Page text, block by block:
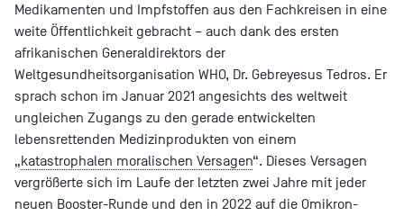
Medikamenten und Impfstoffen aus den Fachkreisen in eine
weite Öffentlichkeit gebracht – auch dank des ersten
afrikanischen Generaldirektors der
Weltgesundheitsorganisation WHO, Dr. Gebreyesus Tedros. Er
sprach schon im Januar 2021 angesichts des weltweit
ungleichen Zugangs zu den gerade entwickelten
lebensrettenden Medizinprodukten von einem
„katastrophalen moralischen Versagen“. Dieses Versagen
vergrößerte sich im Laufe der letzten zwei Jahre mit jeder
neuen Booster-Runde und den in 2022 auf die Omikron-